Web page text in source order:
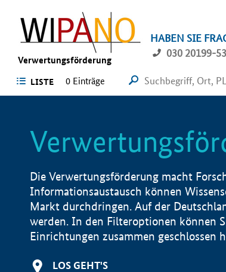
Verwertungsförderung
HABEN SIE
030 20199-
LISTE 0 Einträge
Die Verwertungsförderung macht
Informationsaustausch können
Markt durchdringen. Auf der
werden. In den Filteroptionen können
Einrichtungen zusammen geschlossen
LOS GEHT'S